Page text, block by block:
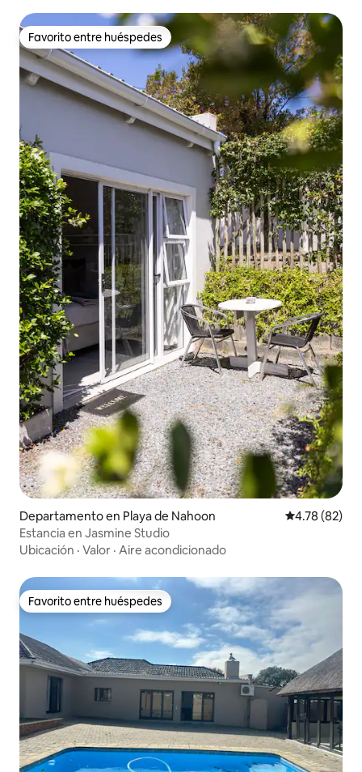
Favorito entre huéspedes
Favorito entre huéspedes
Departamento en Playa de Nahoon Calificación
4.78 (82)
Estancia en Jasmine Studio
Ubicación · Valor · Aire acondicionado
Favorito entre huéspedes
Favorito entre huéspedes